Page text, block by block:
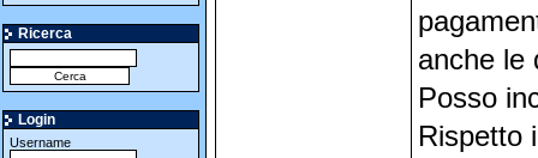
Ricerca
Login
Username
anche le
Posso
Rispetto